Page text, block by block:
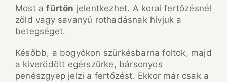
Most afürtön jelentkezhet. A korai fertőzésnél
zöld vagy savanyú rothadásnak hívjuk a
betegséget.
Később, a bogyókon szürkésbarna foltok, majd
a kiverődött egérszürke, bársonyos
penészgyep jelzi a fertőzést. Ekkor már csak a